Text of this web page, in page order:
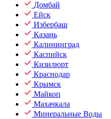
Домбай
Ейск
Избербаш
Казань
Калининград
Каспийск
Кизилюрт
Краснодар
Крымск
Майкоп
Махачкала
Минеральные Воды